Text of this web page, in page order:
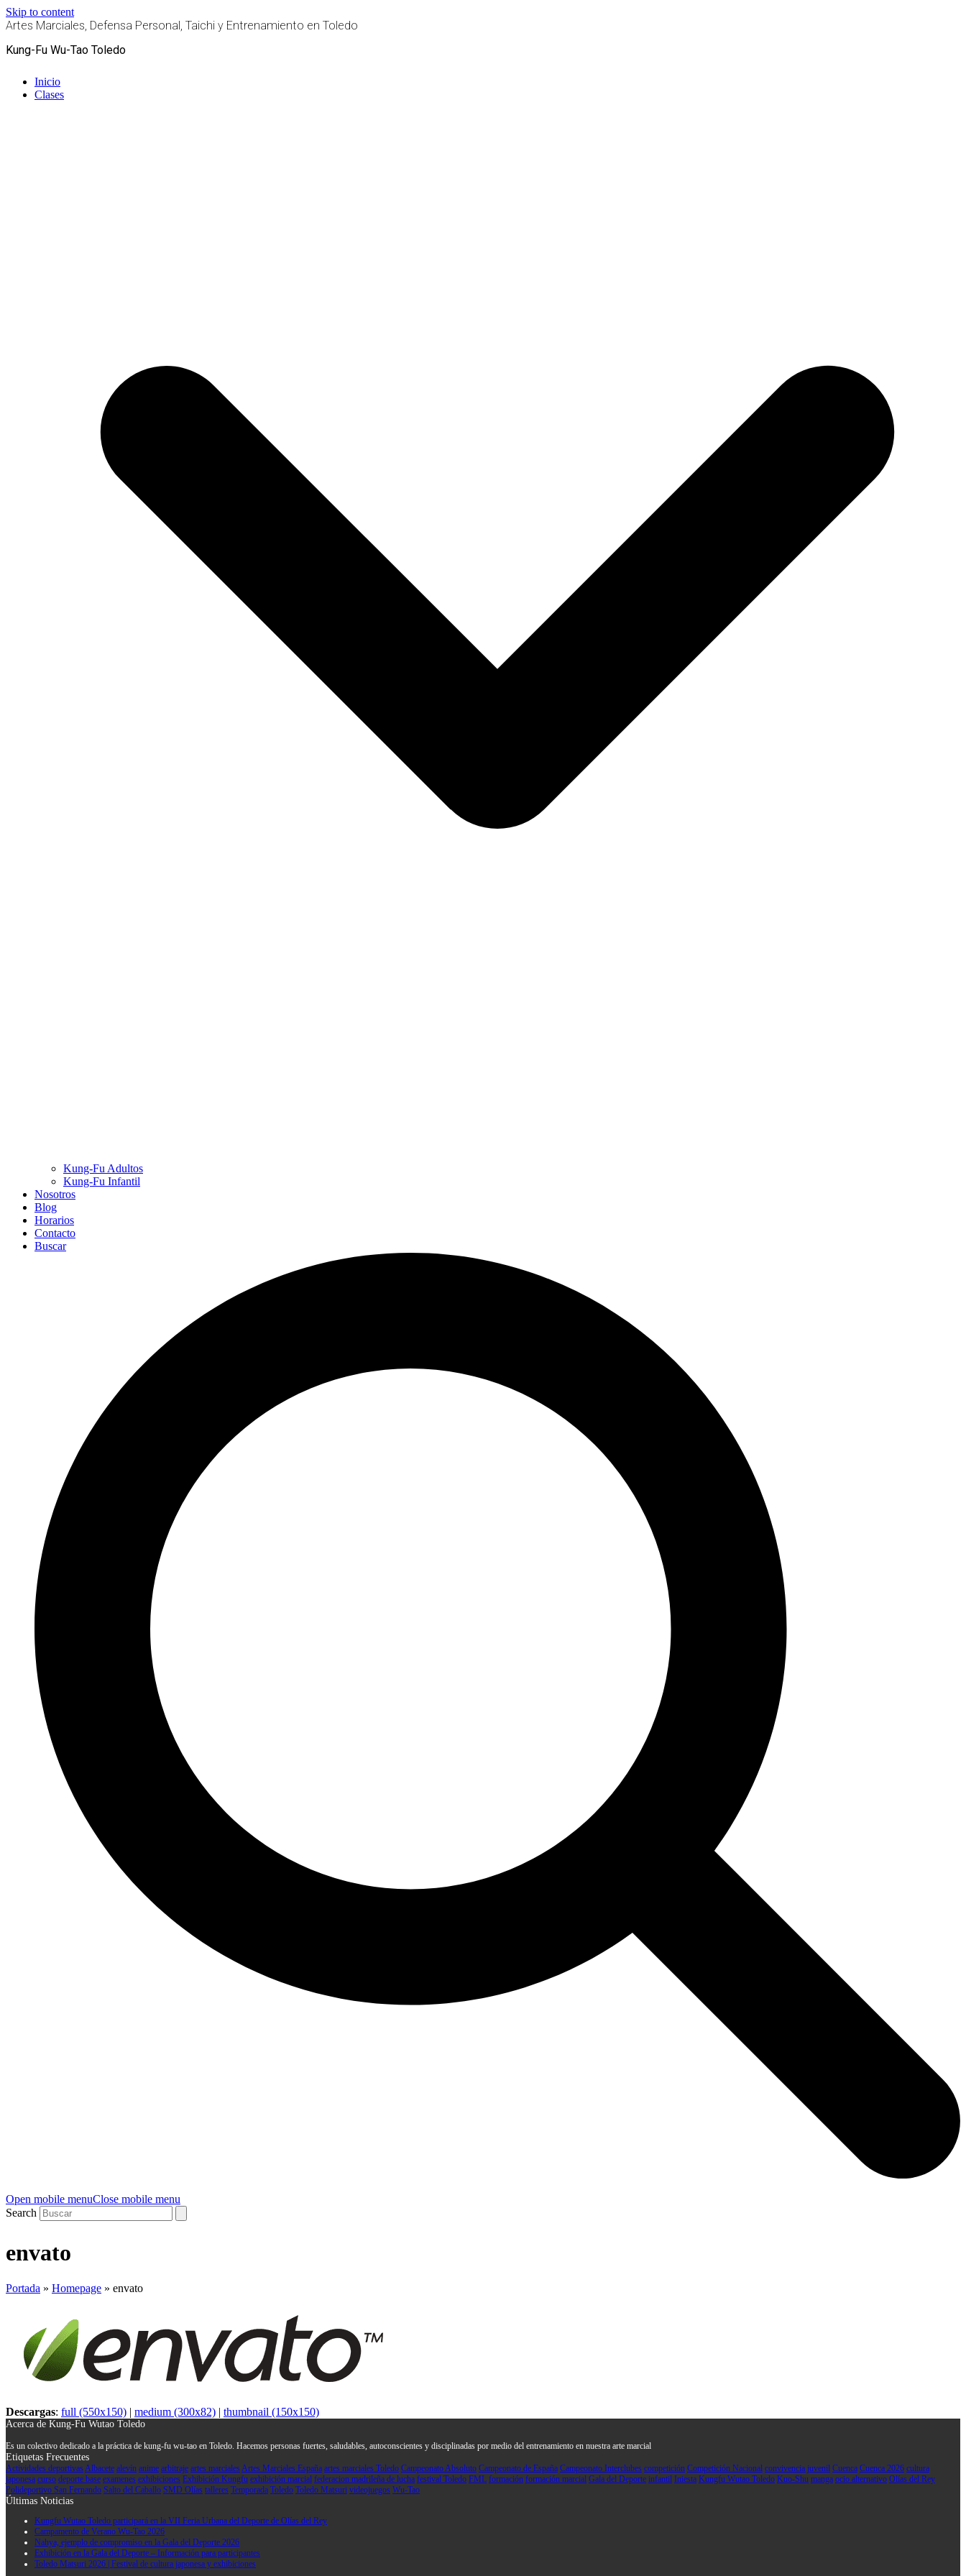
Skip to content
Artes Marciales, Defensa Personal, Taichi y Entrenamiento en Toledo
Kung-Fu Wu-Tao Toledo
Inicio
Clases
Kung-Fu Adultos
Kung-Fu Infantil
Nosotros
Blog
Horarios
Contacto
Buscar
Open mobile menuClose mobile menu
Search
envato
Portada » Homepage » envato
Descargas: full (550x150) | medium (300x82) | thumbnail (150x150)
Acerca de Kung-Fu Wutao Toledo
Es un colectivo dedicado a la práctica de kung-fu wu-tao en Toledo. Hacemos personas fuertes, saludables, autoconscientes y disciplinadas por medio del entrenamiento en nuestra arte marcial
Etiquetas Frecuentes
Actividades deportivasAlbacete alevín anime arbitraje artes marcialesArtes Marciales España artes marciales Toledo Campeonato Absoluto Campeonato de España Campeonato Interclubes competición Competición Nacional convivencia juvenil Cuenca Cuenca 2026 cultura
japonesa curso deporte base examenes exhibiciones Exhibición Kungfu exhibición marcial federacion madrileña de lucha festival Toledo FML formación formación marcial Gala del Deporte infantil Iniesta Kungfu Wutao Toledo Kuo-Shu manga ocio alternativo Olías del Rey
Polideportivo San Fernando Salto del Caballo SMD Olías talleres Temporada Toledo Toledo Matsuri videojuegos Wu-Tao
Últimas Noticias
Kungfu Wutao Toledo participará en la VII Feria Urbana del Deporte de Olías del Rey
Campamento de Verano Wu-Tao 2026
Nahya, ejemplo de compromiso en la Gala del Deporte 2026
Exhibición en la Gala del Deporte – Información para participantes
Toledo Matsuri 2026 | Festival de cultura japonesa y exhibiciones